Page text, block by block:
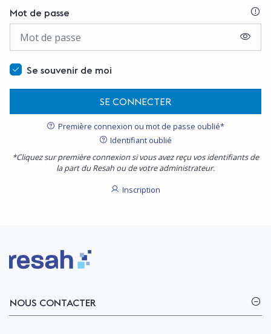
Mot de passe
Se souvenir de moi
SE CONNECTER
Première connexion ou mot de passe oublié*
Identifiant oublié
*Cliquez sur première connexion si vous avez reçu vos identifiants de
la part du Resah ou de votre administrateur.
Inscription
Logo Resah
NOUS CONTACTER